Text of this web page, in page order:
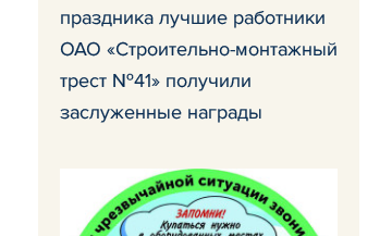
праздника лучшие работники
ОАО «Строительно-монтажный
трест №41» получили
заслуженные награды